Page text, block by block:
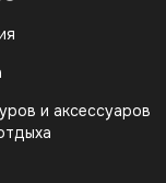
и аксессуаров